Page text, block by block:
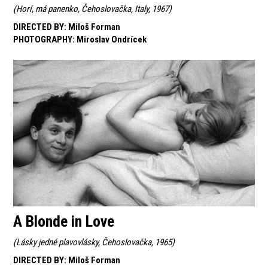
(Horí, má panenko, Čehoslovačka, Italy, 1967)
DIRECTED BY: Miloš Forman
PHOTOGRAPHY: Miroslav Ondrícek
A Blonde in Love
(Lásky jedné plavovlásky, Čehoslovačka, 1965)
DIRECTED BY: Miloš Forman